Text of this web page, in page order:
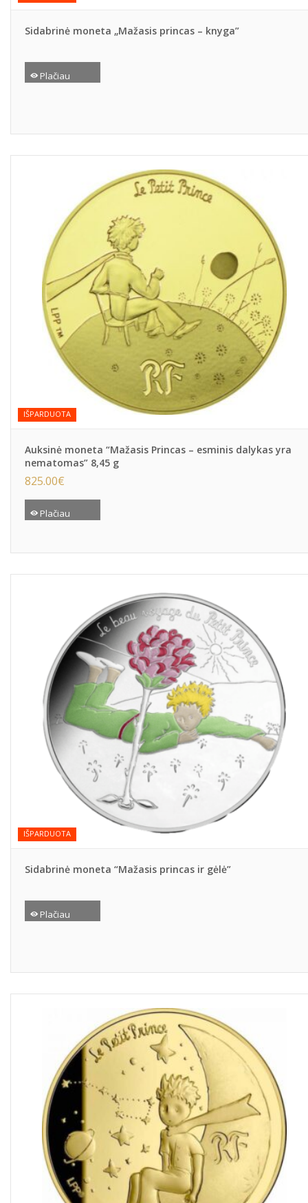
Sidabrinė moneta „Mažasis princas – knyga”
Plačiau
IŠPARDUOTA
Auksinė moneta “Mažasis Princas – esminis dalykas yra
nematomas” 8,45 g
825.00€
Plačiau
IŠPARDUOTA
Sidabrinė moneta “Mažasis princas ir gėlė”
Plačiau